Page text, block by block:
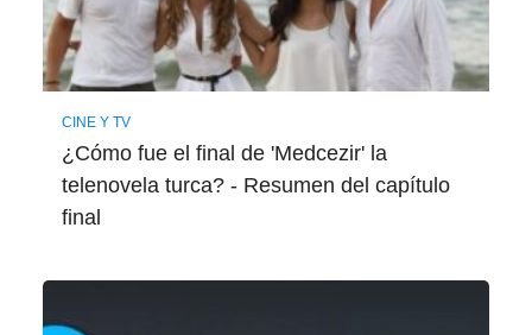
CINE Y TV
¿Cómo fue el final de 'Medcezir' la
telenovela turca? - Resumen del capítulo
final